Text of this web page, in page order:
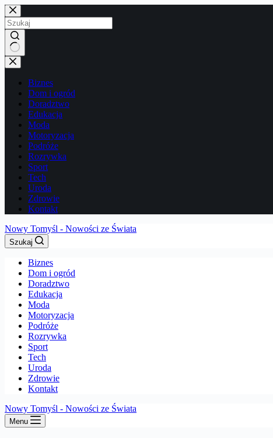
Przejdź
do
treści
Brak
wyników
Biznes
Dom i ogród
Doradztwo
Edukacja
Moda
Motoryzacja
Podróże
Rozrywka
Sport
Tech
Uroda
Zdrowie
Kontakt
Nowy Tomyśl - Nowości ze Świata
Szukaj
Biznes
Dom i ogród
Doradztwo
Edukacja
Moda
Motoryzacja
Podróże
Rozrywka
Sport
Tech
Uroda
Zdrowie
Kontakt
Nowy Tomyśl - Nowości ze Świata
Menu